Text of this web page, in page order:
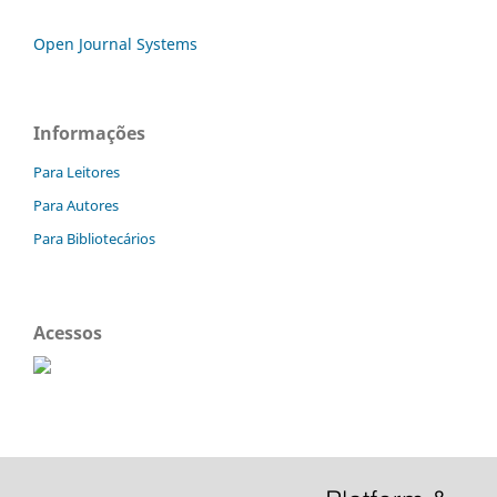
Open Journal Systems
Informações
Para Leitores
Para Autores
Para Bibliotecários
Acessos